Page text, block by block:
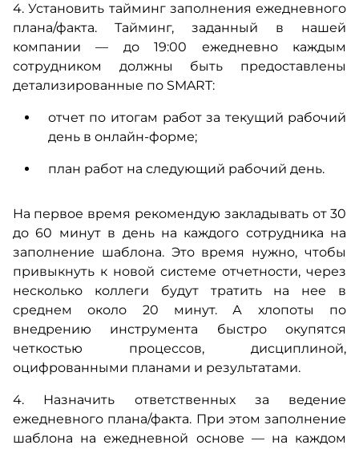
4. Установить тайминг заполнения ежедневного
плана/факта. Тайминг, заданный в нашей
компании — до 19:00 ежедневно каждым
сотрудником должны быть предоставлены
детализированные по SMART:
отчет по итогам работ за текущий рабочий
день в онлайн-форме;
план работ на следующий рабочий день.
На первое время рекомендую закладывать от 30
до 60 минут в день на каждого сотрудника на
заполнение шаблона. Это время нужно, чтобы
привыкнуть к новой системе отчетности, через
несколько коллеги будут тратить на нее в
среднем около 20 минут. А хлопоты по
внедрению инструмента быстро окупятся
четкостью процессов, дисциплиной,
оцифрованными планами и результатами.
4. Назначить ответственных за ведение
ежедневного плана/факта. При этом заполнение
шаблона на ежедневной основе — на каждом